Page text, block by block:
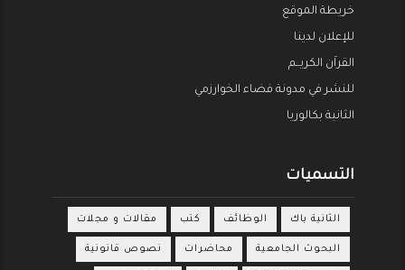
خريطة الموقع
للإعلان لدينا
القراَن الكريــم
للنشر في مدونة فضاء الخوارزمي
الثانية بكالوريا
التسميات
الثانية باك الوظائف كتب مقالات و مجلات
البحوث الجامعية محاضرات نصوص قانونية